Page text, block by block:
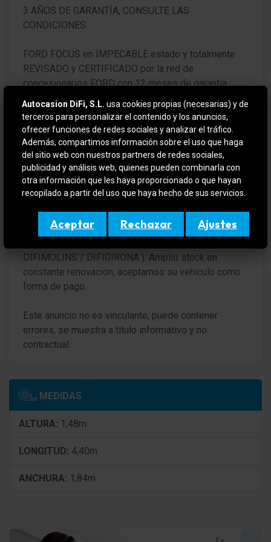
Luz de día LED
Spoiler del techo color carrocería
Reductor de luz Iluminación de instrumentos
Ordenador a bordo/ de consumo
Indicador de las marchas
Sistema audio-navegador Ford con AppLink
Sistema de asistencia para aparcamiento delante y
detrás
Sistema control presión neumáticos
Control de crucero (Tempomat)
Airbag acompañante Desconectable
consola central Premium
Techo interior Tela, Oscuro
Climatizador automático 2-zonas
? Filtro de polvo y polen
Calefacción extra
Asientos deportivos delante
3 AÑOS DE GARANTÍA, CONSULTE LAS
CONDICIONES.
FORD FOCUS en IMPECABLE estado y totalmente
REVISADO y CERTIFICADO por la red de
concesionarios FORD con 12 meses de garantía
desde el día de entrega.
VEHICULO EN OFERTA SI SE FINANCIA
DETALLE DE LA OFERTA:
PRECIO FINANCIADO: 19.990€
CANTIDAD MÍNIMA A FINANCIAR: 19.990€ OPCIÓN
A LIQUIDAR A PARTIR DE LOS 18 MESES.
Para más información contactar por teléfono o e-mail
DIFIMOLINS / DIFIGIRONA ). Amplio stock en
constante renovación, aceptamos su vehículo como
forma de pago.
Este anuncio no es vinculante, puede contener
errores, se muestra a titulo informativo y no
contractual.
MEDIDAS
ALTURA: 1,48m
LONGITUD: 4,40m
ANCHURA: 1,84m
Autocasion DiFi, S.L. usa cookies propias (necesarias) y de
terceros para personalizar el contenido y los anuncios,
ofrecer funciones de redes sociales y analizar el tráfico.
Además, compartimos información sobre el uso que haga
del sitio web con nuestros partners de redes sociales,
publicidad y análisis web, quienes pueden combinarla con
otra información que les haya proporcionado o que hayan
recopilado a partir del uso que haya hecho de sus servicios.
Aceptar Rechazar Ajustes